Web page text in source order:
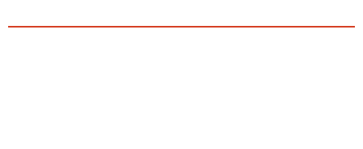
neuen
einem